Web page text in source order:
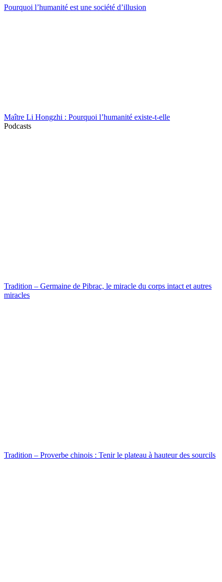
Pourquoi l’humanité est une société d’illusion
Maître Li Hongzhi : Pourquoi l’humanité existe-t-elle
Podcasts
Tradition – Germaine de Pibrac, le miracle du corps intact et autres
miracles
Tradition – Proverbe chinois : Tenir le plateau à hauteur des sourcils